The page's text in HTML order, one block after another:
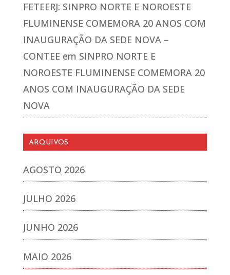
FETEERJ: SINPRO NORTE E NOROESTE
FLUMINENSE COMEMORA 20 ANOS COM
INAUGURAÇÃO DA SEDE NOVA –
CONTEE em SINPRO NORTE E
NOROESTE FLUMINENSE COMEMORA 20
ANOS COM INAUGURAÇÃO DA SEDE
NOVA
ARQUIVOS
AGOSTO 2026
JULHO 2026
JUNHO 2026
MAIO 2026